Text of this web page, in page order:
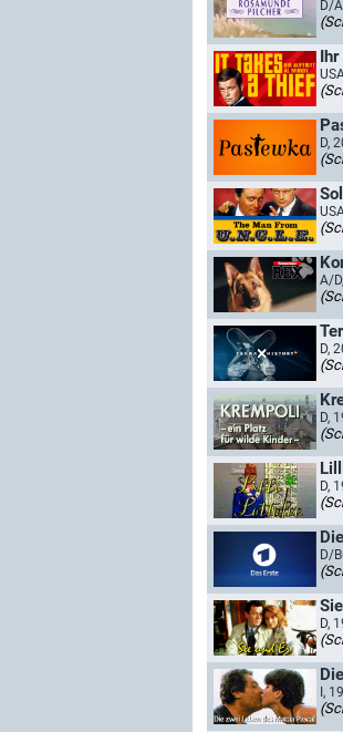
D/
D,
A/
D,
D,
D,
D/
D,
I,